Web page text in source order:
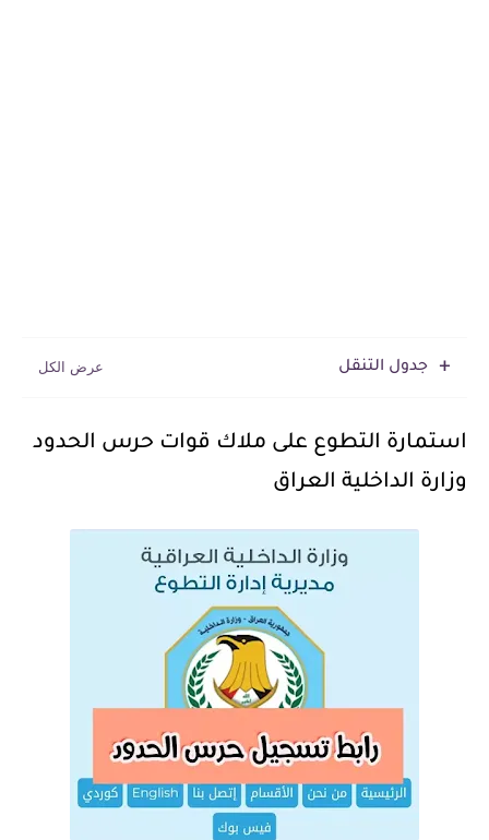
جدول التنقل
استمارة التطوع على ملاك قوات حرس الحدود
وزارة الداخلية العراق